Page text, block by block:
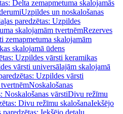
Delta zemapmetuma skalojamās
Uzpildes un noskalošanas
paredzētas: Uzpildes
skalojamām tvertnēmRezerves
zemapmetuma skalojamām
skalojamā ūdens
Uzpildes vārsti keramikas
vārsti universālajām skalojamā
Uzpildes vārsti
Noskalošanas
Noskalošanas vārstiDivu režīmu
Divu režīmu skalošanaIekšējo
paredzētas: Iekšējo detaļu